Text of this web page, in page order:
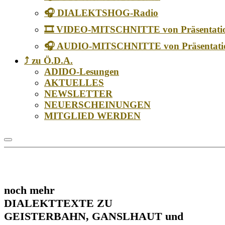
🎧 DIALEKTSHOG-Radio
🎞️ VIDEO-MITSCHNITTE von
🎧 AUDIO-MITSCHNITTE von
⤴️ zu Ö.D.A.
ADIDO-Lesungen
AKTUELLES
NEWSLETTER
NEUERSCHEINUNGEN
MITGLIED WERDEN
noch mehr
DIALEKTTEXTE ZU
GEISTERBAHN, GANSLHAUT und